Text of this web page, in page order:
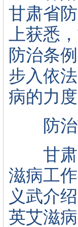
甘肃省
上获悉
防治条
步入依
病的力
防治
甘肃省
滋病工
义武介
英艾滋